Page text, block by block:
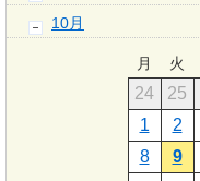
10月
月 火
24 25
1
2
8
9